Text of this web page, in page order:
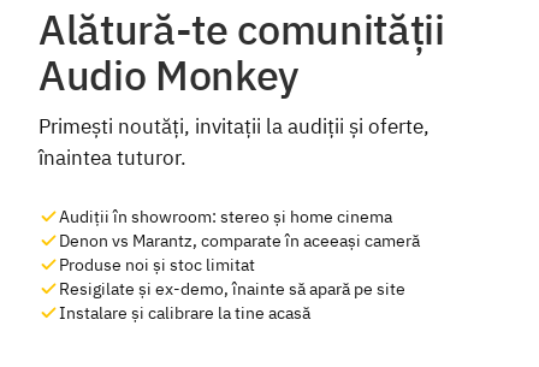
Alătură-te comunității
Audio Monkey
Primești noutăți, invitații la audiții și oferte,
înaintea tuturor.
Audiții în showroom: stereo și home cinema
Denon vs Marantz, comparate în aceeași cameră
Produse noi și stoc limitat
Resigilate și ex-demo, înainte să apară pe site
Instalare și calibrare la tine acasă